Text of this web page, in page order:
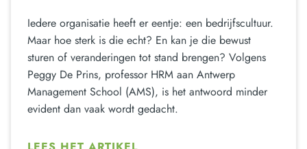
Iedere organisatie heeft er eentje: een bedrijfscultuur.
Maar hoe sterk is die echt? En kan je die bewust
sturen of veranderingen tot stand brengen? Volgens
Peggy De Prins, professor HRM aan Antwerp
Management School (AMS), is het antwoord minder
evident dan vaak wordt gedacht.